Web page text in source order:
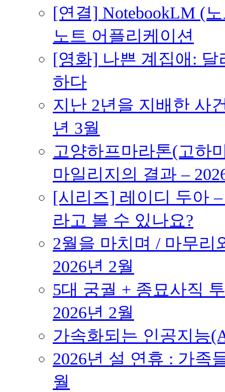
[연결] NotebookLM (
노트 어플리케이션
[영화] 나쁜 계집애:
하다
지난 2년을 지배한 사
년 3월
고양하프마라톤(고하
마일리지의 결과 –
[시리즈] 레이디 두아
라고 볼 수 있나요?
2월을 마치며 / 마무리
2026년 2월
5대 궁궐 + 종묘사직
2026년 2월
가속화되는 인공지능
2026년 설 연휴 : 가족
월